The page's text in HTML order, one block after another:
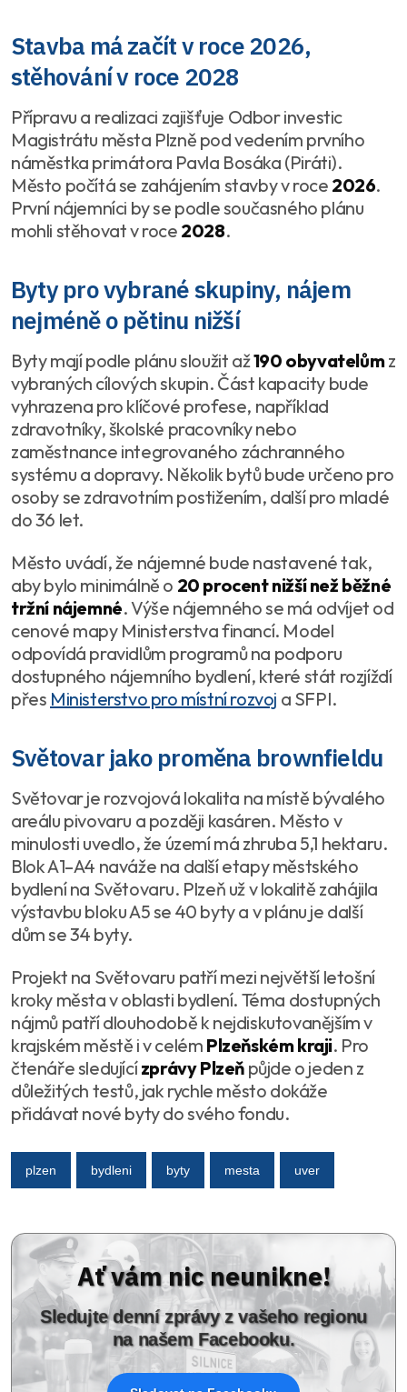
Stavba má začít v roce 2026,
stěhování v roce 2028
Přípravu a realizaci zajišťuje Odbor investic
Magistrátu města Plzně pod vedením prvního
náměstka primátora Pavla Bosáka (Piráti).
Město počítá se zahájením stavby v roce 2026.
První nájemníci by se podle současného plánu
mohli stěhovat v roce 2028.
Byty pro vybrané skupiny, nájem
nejméně o pětinu nižší
Byty mají podle plánu sloužit až190 obyvatelůmz
vybraných cílových skupin. Část kapacity bude
vyhrazena pro klíčové profese, například
zdravotníky, školské pracovníky nebo
zaměstnance integrovaného záchranného
systému a dopravy. Několik bytů bude určeno pro
osoby se zdravotním postižením, další pro mladé
do 36 let.
Město uvádí, že nájemné bude nastavené tak,
aby bylo minimálně o 20 procent nižší než běžné
tržní nájemné. Výše nájemného se má odvíjet od
cenové mapy Ministerstva financí. Model
odpovídá pravidlům programů na podporu
dostupného nájemního bydlení, které stát rozjíždí
přes Ministerstvo pro místní rozvoj a SFPI.
Světovar jako proměna brownfieldu
Světovar je rozvojová lokalita na místě bývalého
areálu pivovaru a později kasáren. Město v
minulosti uvedlo, že území má zhruba 5,1 hektaru.
Blok A1–A4 naváže na další etapy městského
bydlení na Světovaru. Plzeň už v lokalitě zahájila
výstavbu bloku A5 se 40 byty a v plánu je další
dům se 34 byty.
Projekt na Světovaru patří mezi největší letošní
kroky města v oblasti bydlení. Téma dostupných
nájmů patří dlouhodobě k nejdiskutovanějším v
krajském městě i v celém Plzeňském kraji. Pro
čtenáře sledujícízprávy Plzeň půjde o jeden z
důležitých testů, jak rychle město dokáže
přidávat nové byty do svého fondu.
plzen bydleni byty mesta uver
Ať vám nic neunikne!
Sledujte denní zprávy z vašeho regionu
na našem Facebooku.